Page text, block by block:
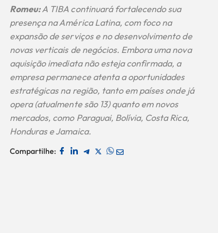
Romeu:A TIBA continuará fortalecendo sua
presença na América Latina, com foco na
expansão de serviços e no desenvolvimento de
novas verticais de negócios. Embora uma nova
aquisição imediata não esteja confirmada, a
empresa permanece atenta a oportunidades
estratégicas na região, tanto em países onde já
opera (atualmente são 13) quanto em novos
mercados, como Paraguai, Bolívia, Costa Rica,
Honduras e Jamaica.
Compartilhe: